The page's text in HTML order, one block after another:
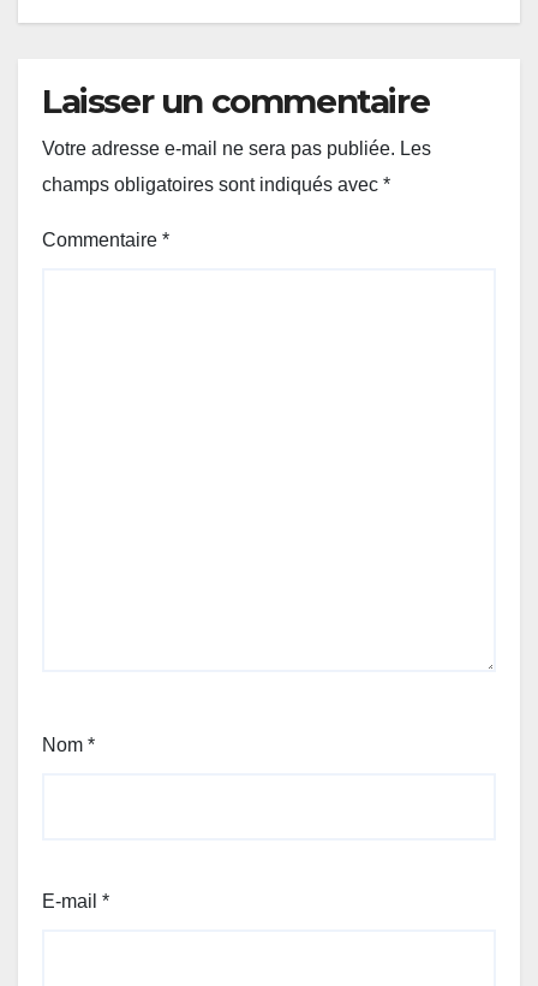
Laisser un commentaire
Votre adresse e-mail ne sera pas publiée. Les
champs obligatoires sont indiqués avec *
Commentaire *
Nom *
E-mail *